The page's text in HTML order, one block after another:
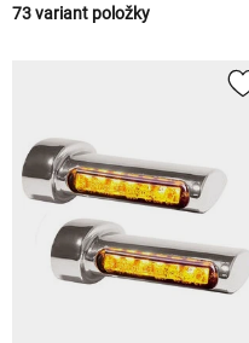
73 variant položky